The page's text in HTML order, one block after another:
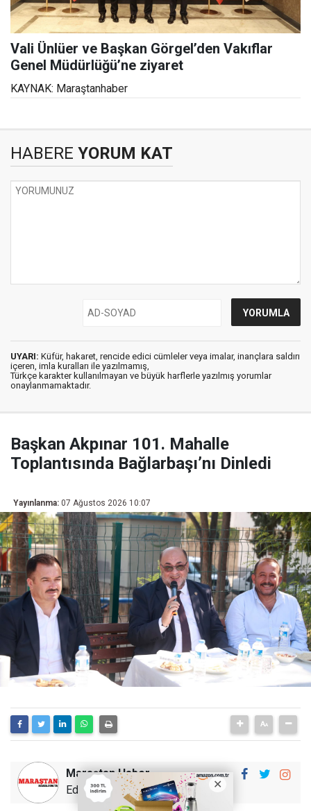
Vali Ünlüer ve Başkan Görgel’den Vakıflar
Genel Müdürlüğü’ne ziyaret
KAYNAK: Maraştanhaber
HABERE YORUM KAT
UYARI: Küfür, hakaret, rencide edici cümleler veya imalar, inançlara saldırı
içeren, imla kuralları ile yazılmamış,
Türkçe karakter kullanılmayan ve büyük harflerle yazılmış yorumlar
onaylanmamaktadır.
Başkan Akpınar 101. Mahalle
Toplantısında Bağlarbaşı’nı Dinledi
Yayınlanma: 07 Ağustos 2026 10:07
Maraştan Haber
Editör